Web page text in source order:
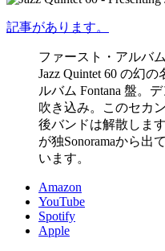
記事があります。
ファースト・アルバ
Jazz Quintet 60 の幻
ルバム Fontana 盤。
吹き込み。このセカ
後バンドは解散しま
が独Sonoramaから出
います。
Amazon
YouTube
Spotify
Apple